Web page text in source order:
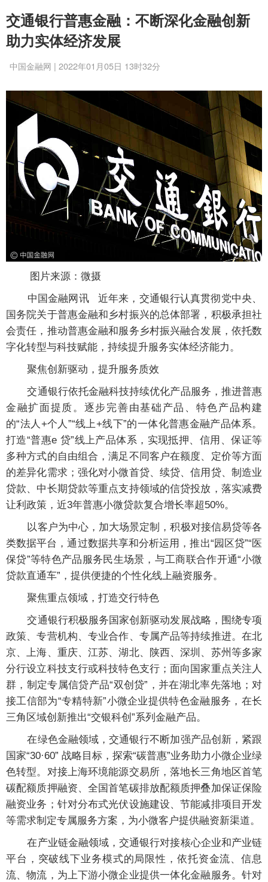
交通银行普惠金融：不断深化金融创新
助力实体经济发展
中国金融网 | 2022年01月05日 13时32分
图片来源：微摄
中国金融网讯近年来，交通银行认真贯彻党中央、
国务院关于普惠金融和乡村振兴的总体部署，积极承担社
会责任，推动普惠金融和服务乡村振兴融合发展，依托数
字化转型与科技赋能，持续提升服务实体经济能力。
聚焦创新驱动，提升服务质效
交通银行依托金融科技持续优化产品服务，推进普惠
金融扩面提质。逐步完善由基础产品、特色产品构建
的“法人+个人”“线上+线下”的一体化普惠金融产品体系。
打造“普惠e 贷”线上产品体系，实现抵押、信用、保证等
多种方式的自由组合，满足不同客户在额度、定价等方面
的差异化需求；强化对小微首贷、续贷、信用贷、制造业
贷款、中长期贷款等重点支持领域的信贷投放，落实减费
让利政策，近3年普惠小微贷款复合增长率超50%。
以客户为中心，加大场景定制，积极对接信易贷等各
类数据平台，通过数据共享和分析运用，推出“园区贷”“医
保贷”等特色产品服务民生场景，与工商联合作开通“小微
贷款直通车”，提供便捷的个性化线上融资服务。
聚焦重点领域，打造交行特色
交通银行积极服务国家创新驱动发展战略，围绕专项
政策、专营机构、专业合作、专属产品等持续推进。在北
京、上海、重庆、江苏、湖北、陕西、深圳、苏州等多家
分行设立科技支行或科技特色支行；面向国家重点关注人
群，制定专属信贷产品“双创贷”，并在湖北率先落地；对
接工信部为“专精特新”小微企业提供特色金融服务，在长
三角区域创新推出“交银科创”系列金融产品。
在绿色金融领域，交通银行不断加强产品创新，紧跟
国家“30·60” 战略目标，探索“碳普惠”业务助力小微企业绿
色转型。对接上海环境能源交易所，落地长三角地区首笔
碳配额质押融资、全国首笔碳排放配额质押叠加保证保险
融资业务；针对分布式光伏设施建设、节能减排项目开发
等需求制定专属服务方案，为小微客户提供融资新渠道。
在产业链金融领域，交通银行对接核心企业和产业链
平台，突破线下业务模式的局限性，依托资金流、信息
流、物流，为上下游小微企业提供一体化金融服务。针对